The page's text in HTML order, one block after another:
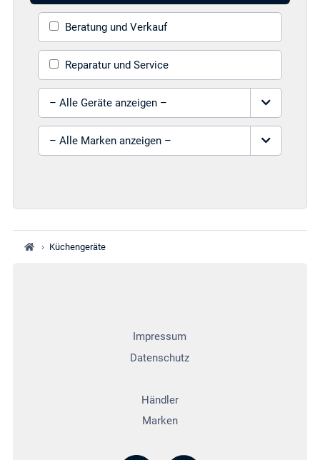
Beratung und Verkauf
Reparatur und Service
Gerät auswählen
Marke auswählen
› Küchengeräte
Impressum
Datenschutz
Händler
Marken